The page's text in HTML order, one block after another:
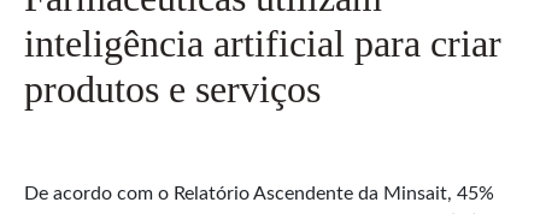
inteligência artificial para criar
produtos e serviços
De acordo com o Relatório Ascendente da Minsait, 45%